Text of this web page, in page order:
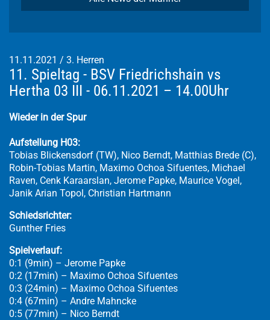
11.11.2021 / 3. Herren
11. Spieltag - BSV Friedrichshain vs
Hertha 03 III - 06.11.2021 – 14.00Uhr
Wieder in der Spur
Aufstellung H03:
Tobias Blickensdorf (TW), Nico Berndt, Matthias Brede (C),
Robin-Tobias Martin, Maximo Ochoa Sifuentes, Michael
Raven, Cenk Karaarslan, Jerome Papke, Maurice Vogel,
Janik Arian Topol, Christian Hartmann
Schiedsrichter:
Gunther Fries
Spielverlauf:
0:1 (9min) – Jerome Papke
0:2 (17min) – Maximo Ochoa Sifuentes
0:3 (24min) – Maximo Ochoa Sifuentes
0:4 (67min) – Andre Mahncke
0:5 (77min) – Nico Berndt